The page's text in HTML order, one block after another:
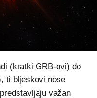
(kratki GRB-ovi) do
ti bljeskovi nose
važan